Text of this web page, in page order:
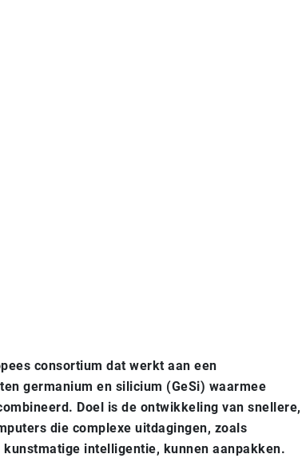
consortium dat werkt aan een
germanium en silicium (GeSi) waarmee
Doel is de ontwikkeling van snellere,
die complexe uitdagingen, zoals
intelligentie, kunnen aanpakken.